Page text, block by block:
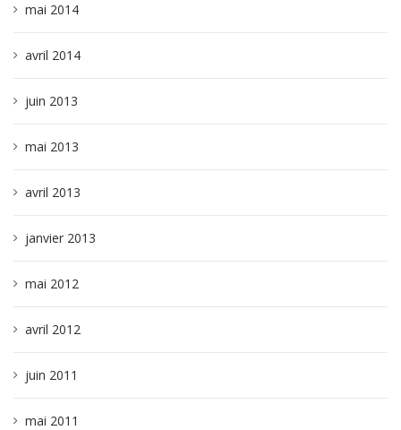
mai 2014
avril 2014
juin 2013
mai 2013
avril 2013
janvier 2013
mai 2012
avril 2012
juin 2011
mai 2011